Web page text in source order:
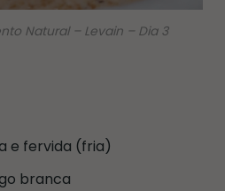
Natural – Levain – Dia 3
e fervida (fria)
branca